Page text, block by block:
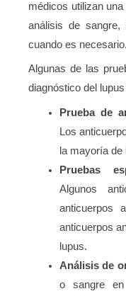
médicos utilizan
análisis de
cuando es necesario.
Algunas de las
diagnóstico del
Prueba de
Los
la mayoría
Pruebas
Algunos
anticuerpos
anticuerpos
lupus.
Análisis de
o sangre